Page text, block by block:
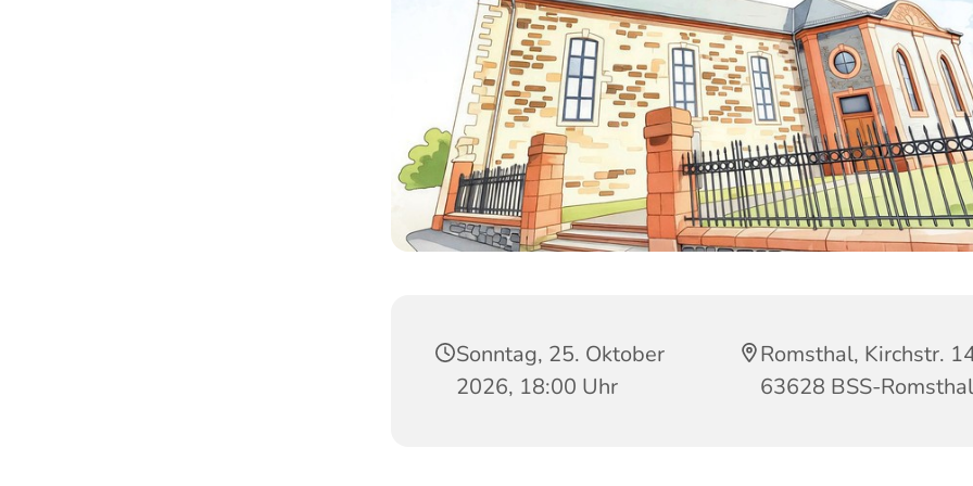
Sonntag, 25. Oktober
2026, 18:00 Uhr
Romsthal, Kirchstr.
63628 BSS-Romsthal